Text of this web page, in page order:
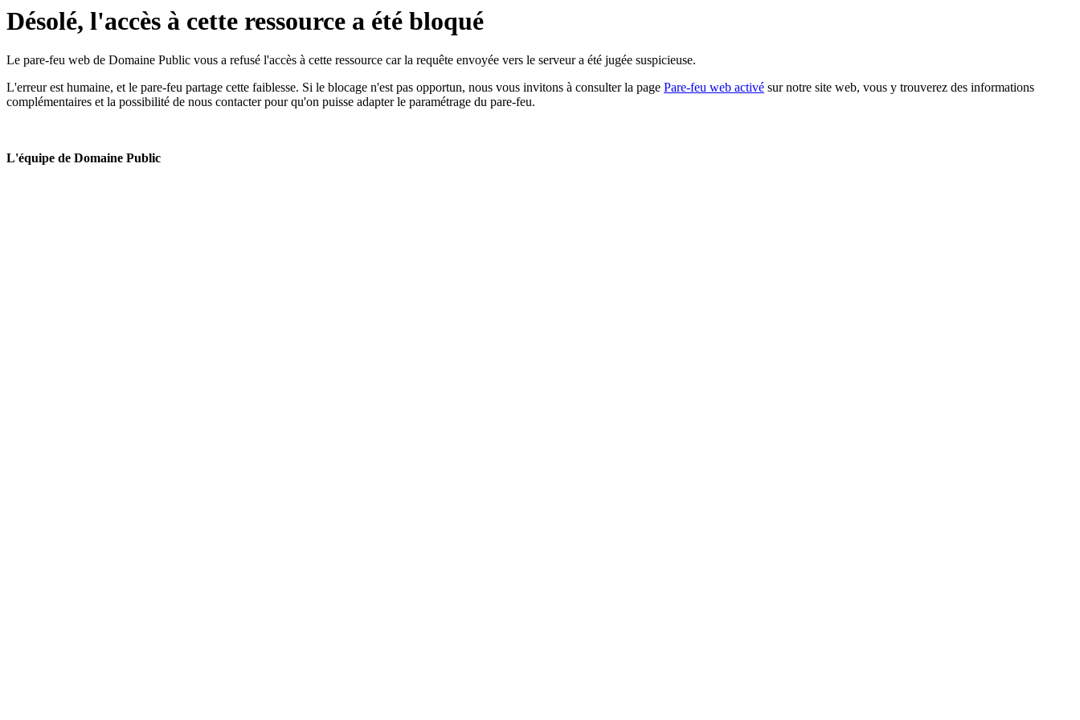
Désolé, l'accès à cette ressource a été bloqué
Le pare-feu web de Domaine Public vous a refusé l'accès à cette ressource car la requête envoyée vers le serveur a été jugée suspicieuse.
L'erreur est humaine, et le pare-feu partage cette faiblesse. Si le blocage n'est pas opportun, nous vous invitons à consulter la page Pare-feu web activé sur notre site web, vous y trouverez des informations
complémentaires et la possibilité de nous contacter pour qu'on puisse adapter le paramétrage du pare-feu.
L'équipe de Domaine Public